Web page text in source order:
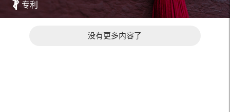
专利
没有更多内容了